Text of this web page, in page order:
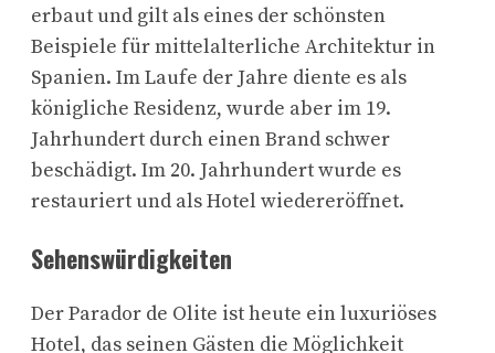
erbaut und gilt als eines der schönsten
Beispiele für mittelalterliche Architektur in
Spanien. Im Laufe der Jahre diente es als
königliche Residenz, wurde aber im 19.
Jahrhundert durch einen Brand schwer
beschädigt. Im 20. Jahrhundert wurde es
restauriert und als Hotel wiedereröffnet.
Sehenswürdigkeiten
Der Parador de Olite ist heute ein luxuriöses
Hotel, das seinen Gästen die Möglichkeit